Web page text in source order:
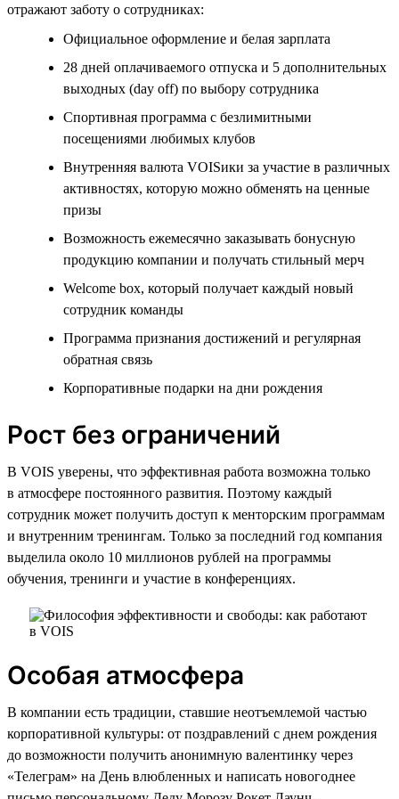
отражают заботу о сотрудниках:
Официальное оформление и белая зарплата
28 дней оплачиваемого отпуска и 5 дополнительных
выходных (day off) по выбору сотрудника
Спортивная программа с безлимитными
посещениями любимых клубов
Внутренняя валюта VOISики за участие в различных
активностях, которую можно обменять на ценные
призы
Возможность ежемесячно заказывать бонусную
продукцию компании и получать стильный мерч
Welcome box, который получает каждый новый
сотрудник команды
Программа признания достижений и регулярная
обратная связь
Корпоративные подарки на дни рождения
Рост без ограничений
В VOIS уверены, что эффективная работа возможна только
в атмосфере постоянного развития. Поэтому каждый
сотрудник может получить доступ к менторским программам
и внутренним тренингам. Только за последний год компания
выделила около 10 миллионов рублей на программы
обучения, тренинги и участие в конференциях.
Особая атмосфера
В компании есть традиции, ставшие неотъемлемой частью
корпоративной культуры: от поздравлений с днем рождения
до возможности получить анонимную валентинку через
«Телеграм» на День влюбленных и написать новогоднее